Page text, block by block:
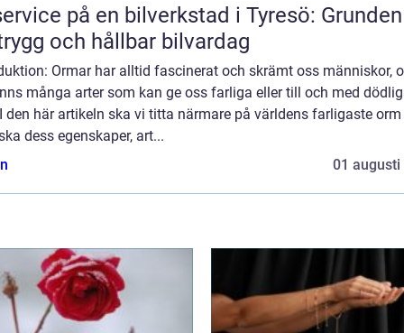
på en bilverkstad i Tyresö:
och hållbar bilvardag
Ormar har alltid fascinerat och skrämt oss människor,
många arter som kan ge oss farliga eller till och med
den här artikeln ska vi titta närmare på världens farligaste
dess egenskaper, art...
01 augusti